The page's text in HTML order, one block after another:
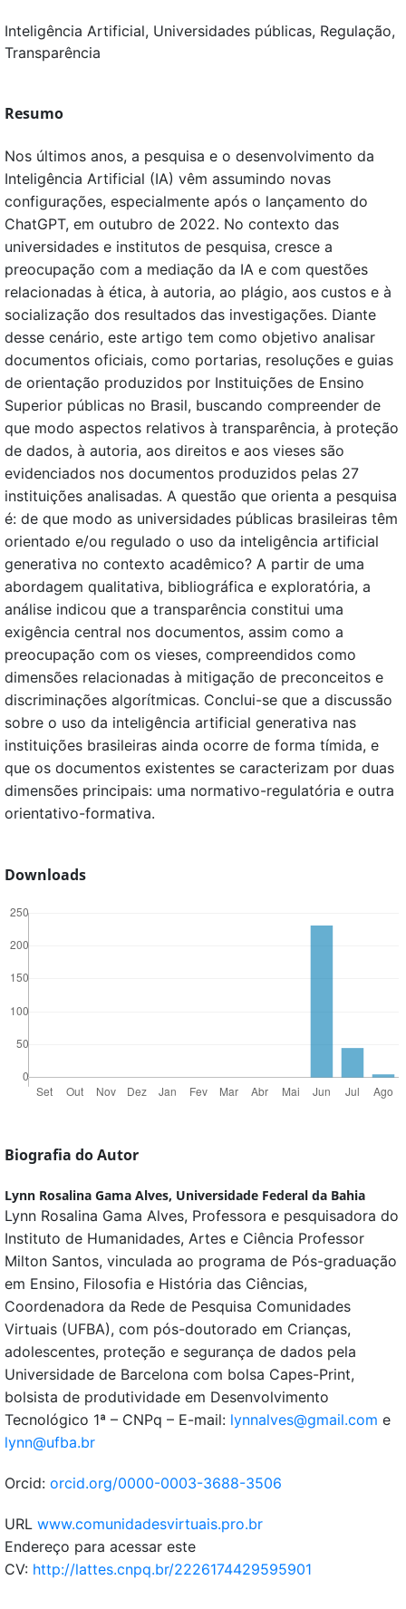
Inteligência Artificial, Universidades públicas, Regulação,
Transparência
Resumo
Nos últimos anos, a pesquisa e o desenvolvimento da
Inteligência Artificial (IA) vêm assumindo novas
configurações, especialmente após o lançamento do
ChatGPT, em outubro de 2022. No contexto das
universidades e institutos de pesquisa, cresce a
preocupação com a mediação da IA e com questões
relacionadas à ética, à autoria, ao plágio, aos custos e à
socialização dos resultados das investigações. Diante
desse cenário, este artigo tem como objetivo analisar
documentos oficiais, como portarias, resoluções e guias
de orientação produzidos por Instituições de Ensino
Superior públicas no Brasil, buscando compreender de
que modo aspectos relativos à transparência, à proteção
de dados, à autoria, aos direitos e aos vieses são
evidenciados nos documentos produzidos pelas 27
instituições analisadas. A questão que orienta a pesquisa
é: de que modo as universidades públicas brasileiras têm
orientado e/ou regulado o uso da inteligência artificial
generativa no contexto acadêmico? A partir de uma
abordagem qualitativa, bibliográfica e exploratória, a
análise indicou que a transparência constitui uma
exigência central nos documentos, assim como a
preocupação com os vieses, compreendidos como
dimensões relacionadas à mitigação de preconceitos e
discriminações algorítmicas. Conclui-se que a discussão
sobre o uso da inteligência artificial generativa nas
instituições brasileiras ainda ocorre de forma tímida, e
que os documentos existentes se caracterizam por duas
dimensões principais: uma normativo-regulatória e outra
orientativo-formativa.
Downloads
Biografia do Autor
Lynn Rosalina Gama Alves, Universidade Federal da Bahia
Lynn Rosalina Gama Alves, Professora e pesquisadora do
Instituto de Humanidades, Artes e Ciência Professor
Milton Santos, vinculada ao programa de Pós-graduação
em Ensino, Filosofia e História das Ciências,
Coordenadora da Rede de Pesquisa Comunidades
Virtuais (UFBA), com pós-doutorado em Crianças,
adolescentes, proteção e segurança de dados pela
Universidade de Barcelona com bolsa Capes-Print,
bolsista de produtividade em Desenvolvimento
Tecnológico 1ª – CNPq – E-mail: lynnalves@gmail.com e
lynn@ufba.br
Orcid: orcid.org/0000-0003-3688-3506
URL www.comunidadesvirtuais.pro.br
Endereço para acessar este
CV: http://lattes.cnpq.br/2226174429595901